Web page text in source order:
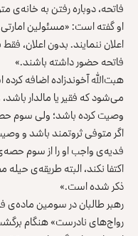
فاتحه‌، دوباره رفتن به
او گفته است: «مسئولین
اعلان ننمایند. بدون اعلان،
فاتحه‌ حضور داشته باشند.»
هبت‌الله آخوندزاده اضافه
می‌شود که فقیر یا مالدار
وصیت کرده باشد؛ ولی سوم
اگر متوفی ثروتمند باشد و
فدیه‌ی واجب او را از سوم
اکتفا نکند، البته طریقه‌ی
ذکر شده است.»
رهبر طالبان در سومین
رواج‌های نادرست» هنگام